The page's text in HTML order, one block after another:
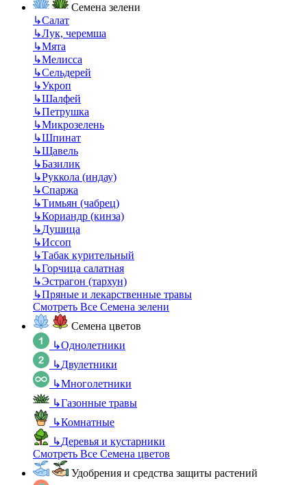
Семена зелени
↳Салат
↳Лук, черемша
↳Мята
↳Мелисса
↳Сельдерей
↳Укроп
↳Шалфей
↳Петрушка
↳Микрозелень
↳Шпинат
↳Щавель
↳Базилик
↳Руккола (индау)
↳Спаржа
↳Тимьян (чабрец)
↳Кориандр (кинза)
↳Душица
↳Иссоп
↳Табак курительный
↳Горчица салатная
↳Эстрагон (тархун)
↳Пряные и лекарственные травы
Смотреть Все Семена зелени
Семена цветов
↳Однолетники
↳Двулетники
↳Многолетники
↳Газонные травы
↳Комнатные
↳Деревья и кустарники
Смотреть Все Семена цветов
Удобрения и средства защиты растений